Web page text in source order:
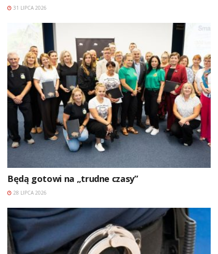
31 LIPCA 2026
Będą gotowi na „trudne czasy”
28 LIPCA 2026